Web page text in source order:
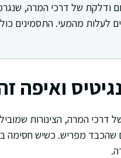
ודלקת של דרכי המרה,
לעלות מהמעי. התסמינים
ואיפה
של דרכי המרה, הצינורות
שהכבד מפריש. כשיש חסימה